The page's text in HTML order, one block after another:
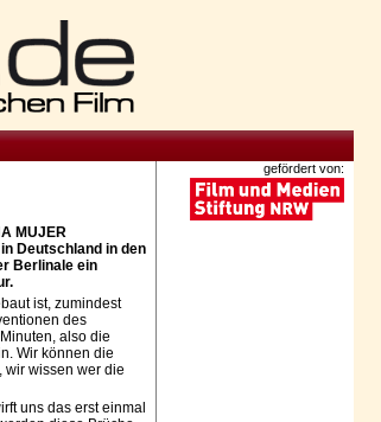
MUJER
Deutschland in den
Berlinale ein
ist, zumindest
des
also die
Wir können die
wir wissen wer die
uns das erst einmal
gefördert von: